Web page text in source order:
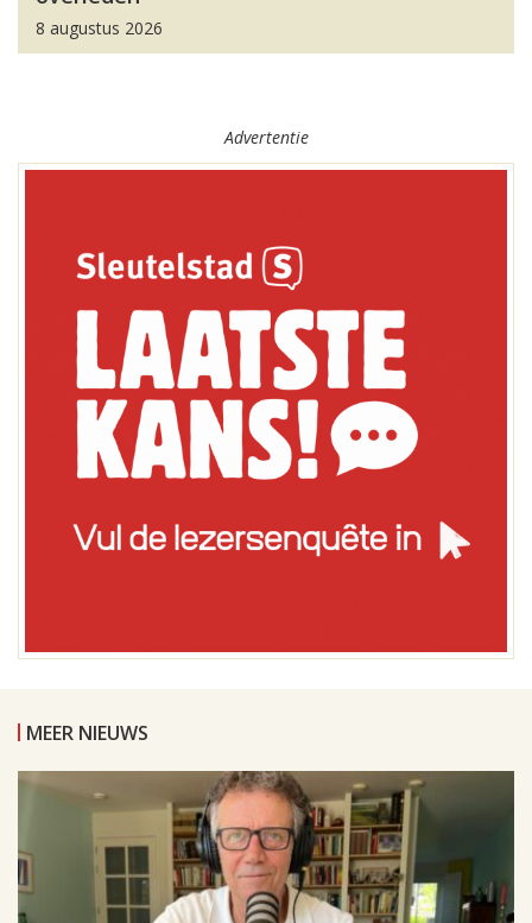
8 augustus 2026
Advertentie
MEER NIEUWS